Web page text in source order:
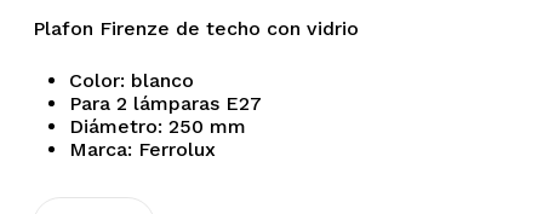
No hay productos en el
Plafon Firenze de techo con vidrio
Color: blanco
Para 2 lámparas E27
Diámetro: 250 mm
Marca: Ferrolux